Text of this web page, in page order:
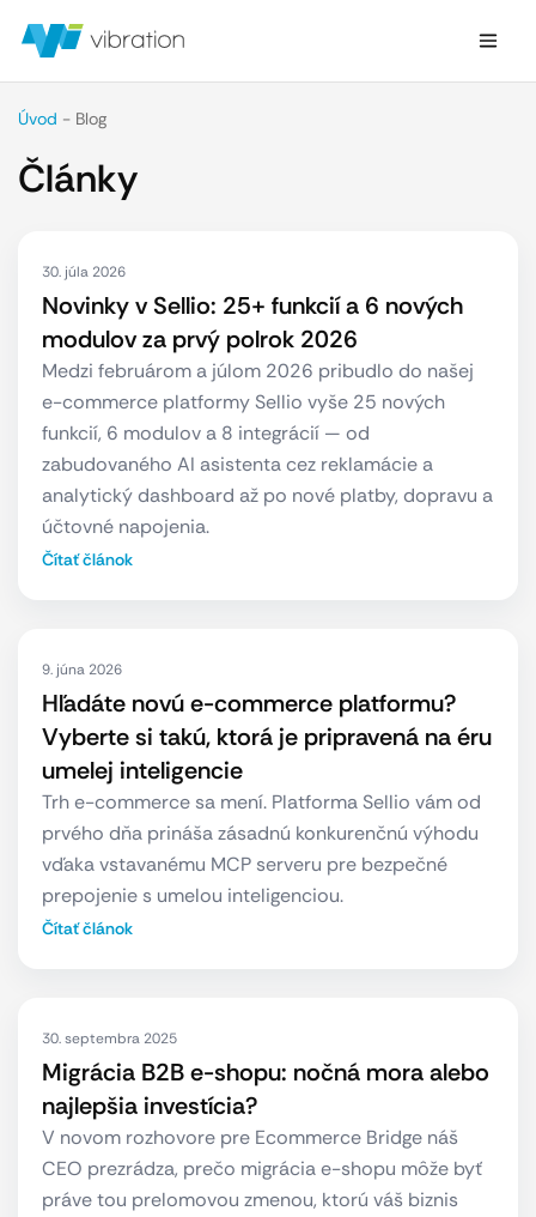
Úvod - Blog
Články
30. júla 2026
Novinky v Sellio: 25+ funkcií a 6 nových
modulov za prvý polrok 2026
Medzi februárom a júlom 2026 pribudlo do našej
e-commerce platformy Sellio vyše 25 nových
funkcií, 6 modulov a 8 integrácií — od
zabudovaného AI asistenta cez reklamácie a
analytický dashboard až po nové platby, dopravu a
účtovné napojenia.
Čítať článok
9. júna 2026
Hľadáte novú e-commerce platformu?
Vyberte si takú, ktorá je pripravená na éru
umelej inteligencie
Trh e-commerce sa mení. Platforma Sellio vám od
prvého dňa prináša zásadnú konkurenčnú výhodu
vďaka vstavanému MCP serveru pre bezpečné
prepojenie s umelou inteligenciou.
Čítať článok
30. septembra 2025
Migrácia B2B e-shopu: nočná mora alebo
najlepšia investícia?
V novom rozhovore pre Ecommerce Bridge náš
CEO prezrádza, prečo migrácia e-shopu môže byť
práve tou prelomovou zmenou, ktorú váš biznis